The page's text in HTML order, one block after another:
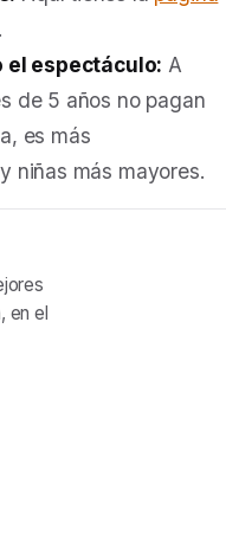
.
el espectáculo: A
de 5 años no pagan
es más
niñas más mayores.
en el